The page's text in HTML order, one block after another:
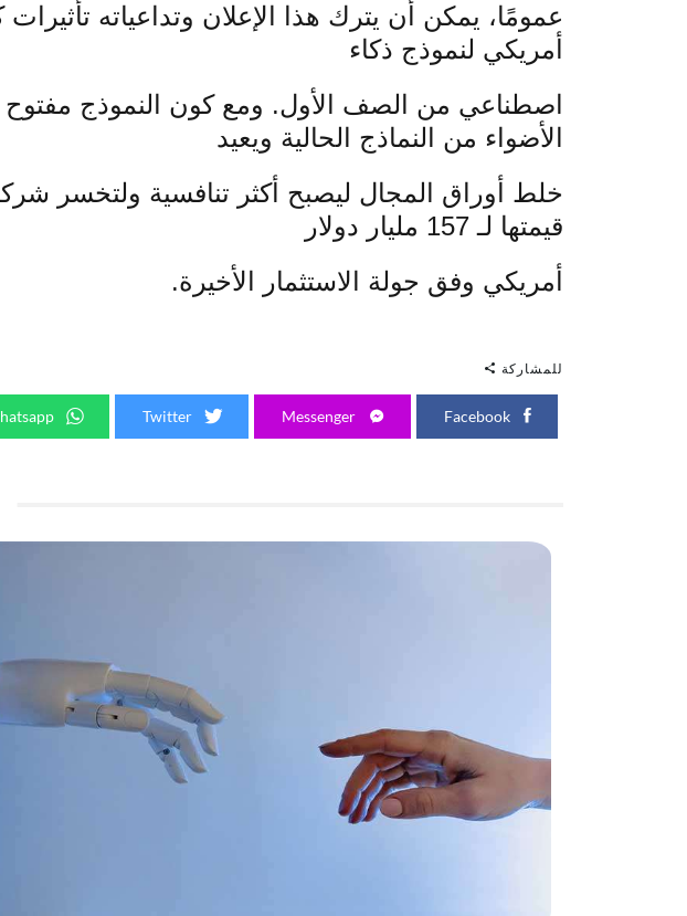
عمومًا، يمكن أن يترك هذا الإعلان وتداعياته
أمريكي لنموذج ذكاء
اصطناعي من الصف الأول. ومع كون النموذج
الأضواء من النماذج الحالية ويعيد
قيمتها لـ 157 مليار دولار
أمريكي وفق جولة الاستثمار الأخيرة.
للمشاركة